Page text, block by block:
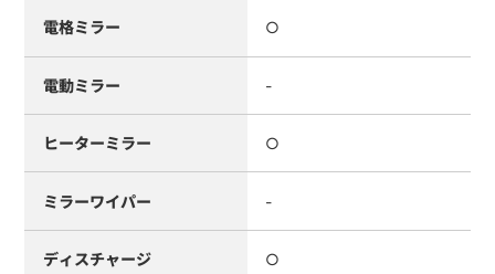
電格ミラー ○
電動ミラー -
ヒーターミラー ○
ミラーワイパー -
ディスチャージ ○